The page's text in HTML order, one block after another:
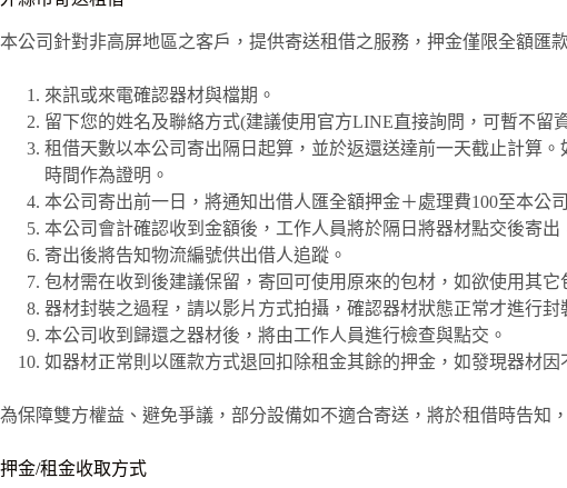
本公司針對非高屏地區之客戶，提供寄送租借之服務，押金僅限全額匯
來訊或來電確認器材與檔期。
留下您的姓名及聯絡方式(建議使用官方LINE直接詢問，可暫不留
租借天數以本公司寄出隔日起算，並於返還送達前一天截止計算
時間作為證明。
本公司寄出前一日，將通知出借人匯全額押金＋處理費100至本公
本公司會計確認收到金額後，工作人員將於隔日將器材點交後寄
寄出後將告知物流編號供出借人追蹤。
包材需在收到後建議保留，寄回可使用原來的包材，如欲使用其它
器材封裝之過程，請以影片方式拍攝，確認器材狀態正常才進行封
本公司收到歸還之器材後，將由工作人員進行檢查與點交。
如器材正常則以匯款方式退回扣除租金其餘的押金，如發現器材因
為保障雙方權益、避免爭議，部分設備如不適合寄送，將於租借時告知
押金/租金收取方式